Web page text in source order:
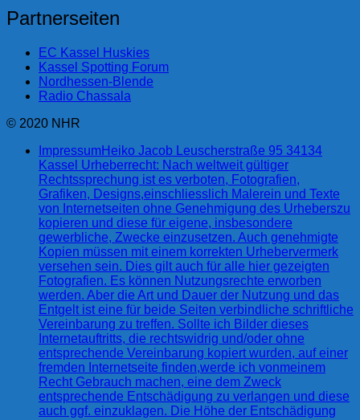
Partnerseiten
EC Kassel Huskies
Kassel Spotting Forum
Nordhessen-Blende
Radio Chassala
© 2020 NHR
ImpressumHeiko Jacob Leuscherstraße 95 34134
Kassel Urheberrecht: Nach weltweit gültiger
Rechtssprechung ist es verboten, Fotografien,
Grafiken, Designs,einschliesslich Malerein und Texte
von Internetseiten ohne Genehmigung des Urheberszu
kopieren und diese für eigene, insbesondere
gewerbliche, Zwecke einzusetzen. Auch genehmigte
Kopien müssen mit einem korrekten Urhebervermerk
versehen sein. Dies gilt auch für alle hier gezeigten
Fotografien. Es können Nutzungsrechte erworben
werden. Aber die Art und Dauer der Nutzung und das
Entgelt ist eine für beide Seiten verbindliche schriftliche
Vereinbarung zu treffen. Sollte ich Bilder dieses
Internetauftritts, die rechtswidrig und/oder ohne
entsprechende Vereinbarung kopiert wurden, auf einer
fremden Internetseite finden,werde ich vonmeinem
Recht Gebrauch machen, eine dem Zweck
entsprechende Entschädigung zu verlangen und diese
auch ggf. einzuklagen. Die Höhe der Entschädigung